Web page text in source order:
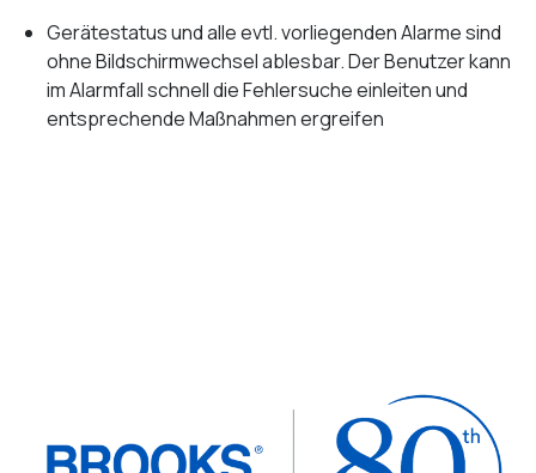
Gerätestatus und alle evtl. vorliegenden Alarme sind
ohne Bildschirmwechsel ablesbar. Der Benutzer kann
im Alarmfall schnell die Fehlersuche einleiten und
entsprechende Maßnahmen ergreifen